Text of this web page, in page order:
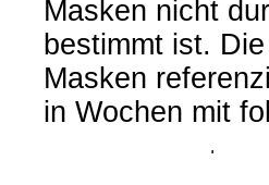
Masken nicht
bestimmt ist.
Masken
in Wochen mit